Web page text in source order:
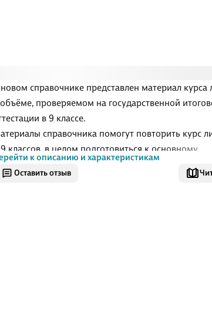
Оставить отзыв
справочнике представлен материал курса
проверяемом на государственной
в 9 классе.
справочника помогут повторить курс
классов, в целом подготовиться к основному
экзамену и успешно выполнить
части экзаменационной работы –
к описанию и характеристикам